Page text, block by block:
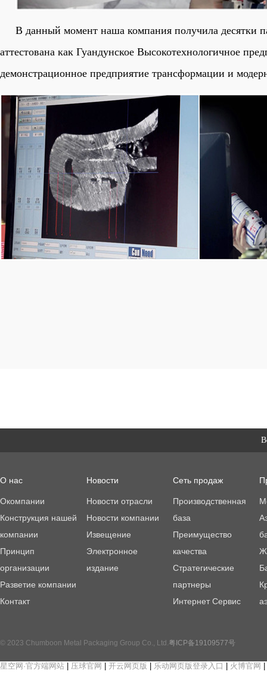
В данный момент наша компания получила десятки
аттестована как Гуандунское Высокотехнологичное
демонстрационное предприятие трансформации и
О нас
Окомпании
Конструкция нашей
компании
Принцип
организации
Разветие компании
Контакт
Новости
Новости отрасли
Новости компании
Извещение
Электронное
издание
Сеть продаж
Производственная
база
Преимущество
качества
Стратегические
партнеры
Интернет Сервис
© 2023 Chumboon Metal Packaging Group Co., Ltd. 粤ICP备19109577号
星空网·官方端网站 压球官网 开云网页版 乐动网页版登录入口 火博官网